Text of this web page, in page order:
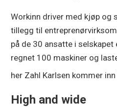
Workinn driver med kjøp og
tillegg til
på de 30 ansatte i selskapet
regnet 100 maskiner og
her Zahl Karlsen kommer
High and wide